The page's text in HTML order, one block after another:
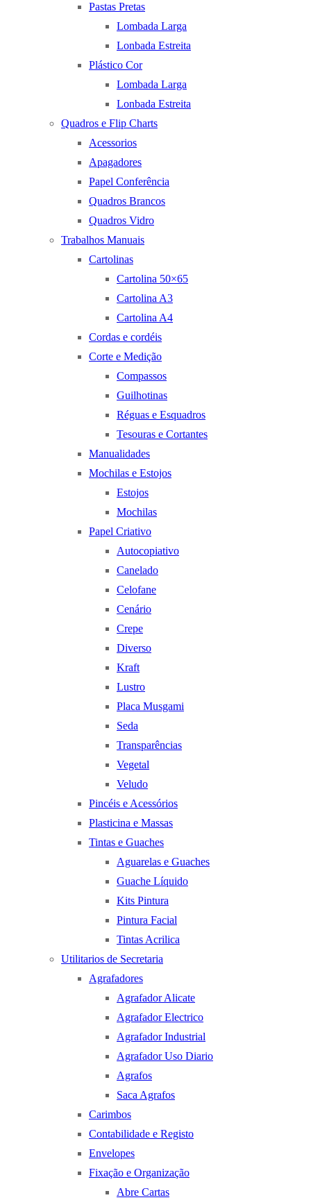
Pastas Pretas
Lombada Larga
Lonbada Estreita
Plástico Cor
Lombada Larga
Lonbada Estreita
Quadros e Flip Charts
Acessorios
Apagadores
Papel Conferência
Quadros Brancos
Quadros Vidro
Trabalhos Manuais
Cartolinas
Cartolina 50×65
Cartolina A3
Cartolina A4
Cordas e cordéis
Corte e Medição
Compassos
Guilhotinas
Réguas e Esquadros
Tesouras e Cortantes
Manualidades
Mochilas e Estojos
Estojos
Mochilas
Papel Criativo
Autocopiativo
Canelado
Celofane
Cenário
Crepe
Diverso
Kraft
Lustro
Placa Musgami
Seda
Transparências
Vegetal
Veludo
Pincéis e Acessórios
Plasticina e Massas
Tintas e Guaches
Aguarelas e Guaches
Guache Líquido
Kits Pintura
Pintura Facial
Tintas Acrilica
Utilitarios de Secretaria
Agrafadores
Agrafador Alicate
Agrafador Electrico
Agrafador Industrial
Agrafador Uso Diario
Agrafos
Saca Agrafos
Carimbos
Contabilidade e Registo
Envelopes
Fixação e Organização
Abre Cartas